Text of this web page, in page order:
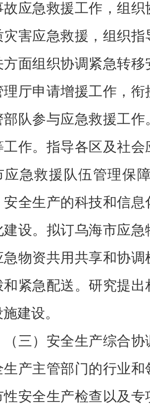
故应急救援工作，组
灾害应急救援，组织
方面组织协调紧急转
理厅申请增援工作，
部队参与应急救援工
工作。指导各区及社
应急救援队伍管理保
安全生产的科技和信
建设。拟订乌海市应
急物资共用共享和协调
和紧急配送。研究提
建设。
（三）安全生产综合
生产主管部门的行业
性安全生产检查以及